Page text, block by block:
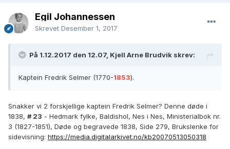
Egil Johannessen
Skrevet Desember 1, 2017
På 1.12.2017 den 12.07, Kjell Arne Brudvik skrev:
Kaptein Fredrik Selmer (1770-1853).
Snakker vi 2 forskjellige kaptein Fredrik Selmer? Denne døde i
1838, # 23 - Hedmark fylke, Baldishol, Nes i Nes, Ministerialbok nr.
3 (1827-1851), Døde og begravede 1838, Side 279, Brukslenke for
sidevisning: https://media.digitalarkivet.no/kb20070513050318